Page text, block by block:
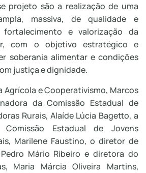
projeto são a realização de uma
massiva, de qualidade e
e valorização da
com o objetivo estratégico e
soberania alimentar e condições
justiça e dignidade.
Agrícola e Cooperativismo, Marcos
da Comissão Estadual de
Rurais, Alaíde Lúcia Bagetto, a
Comissão Estadual de Jovens
Marilene Faustino, o diretor de
Mário Ribeiro e diretora do
Maria Márcia Oliveira Martins,